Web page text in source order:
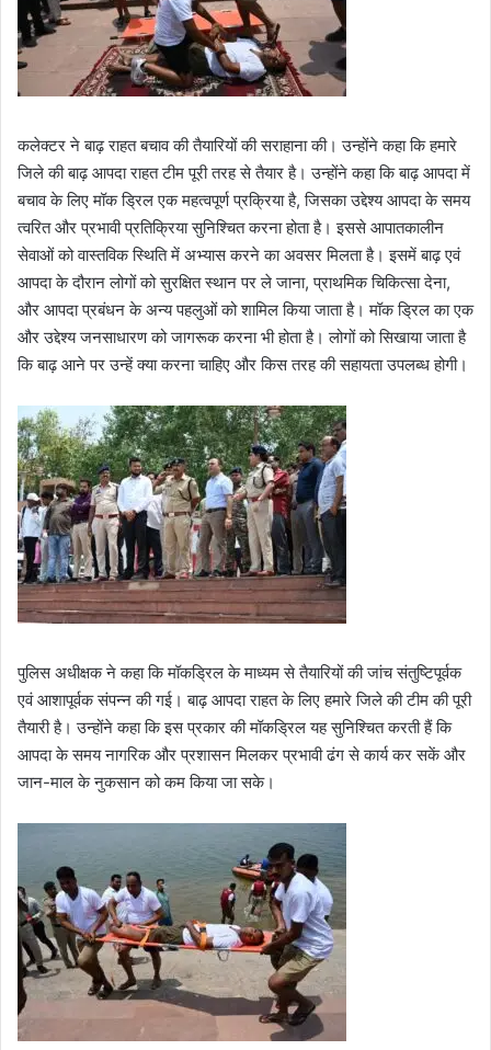
कलेक्टर ने बाढ़ राहत बचाव की तैयारियों की सराहाना की। उन्होंने कहा कि हमारे
जिले की बाढ़ आपदा राहत टीम पूरी तरह से तैयार है। उन्होंने कहा कि बाढ़ आपदा में
बचाव के लिए मॉक ड्रिल एक महत्वपूर्ण प्रक्रिया है, जिसका उद्देश्य आपदा के समय
त्वरित और प्रभावी प्रतिक्रिया सुनिश्चित करना होता है। इससे आपातकालीन
सेवाओं को वास्तविक स्थिति में अभ्यास करने का अवसर मिलता है। इसमें बाढ़ एवं
आपदा के दौरान लोगों को सुरक्षित स्थान पर ले जाना, प्राथमिक चिकित्सा देना,
और आपदा प्रबंधन के अन्य पहलुओं को शामिल किया जाता है। मॉक ड्रिल का एक
और उद्देश्य जनसाधारण को जागरूक करना भी होता है। लोगों को सिखाया जाता है
कि बाढ़ आने पर उन्हें क्या करना चाहिए और किस तरह की सहायता उपलब्ध होगी।
पुलिस अधीक्षक ने कहा कि मॉकड्रिल के माध्यम से तैयारियों की जांच संतुष्टिपूर्वक
एवं आशापूर्वक संपन्न की गई। बाढ़ आपदा राहत के लिए हमारे जिले की टीम की पूरी
तैयारी है। उन्होंने कहा कि इस प्रकार की मॉकड्रिल यह सुनिश्चित करती हैं कि
आपदा के समय नागरिक और प्रशासन मिलकर प्रभावी ढंग से कार्य कर सकें और
जान-माल के नुकसान को कम किया जा सके।